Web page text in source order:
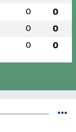
0 0
0 0
0 0